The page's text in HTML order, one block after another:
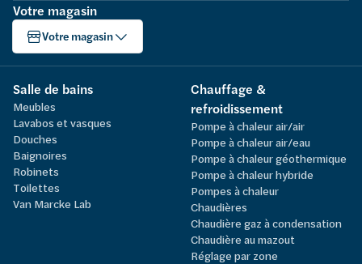
Votre magasin
Votre magasin
Salle de bains
Meubles
Lavabos et vasques
Douches
Baignoires
Robinets
Toilettes
Van Marcke Lab
Chauffage &
refroidissement
Pompe à chaleur air/air
Pompe à chaleur air/eau
Pompe à chaleur géothermique
Pompe à chaleur hybride
Pompes à chaleur
Chaudières
Chaudière gaz à condensation
Chaudière au mazout
Réglage par zone